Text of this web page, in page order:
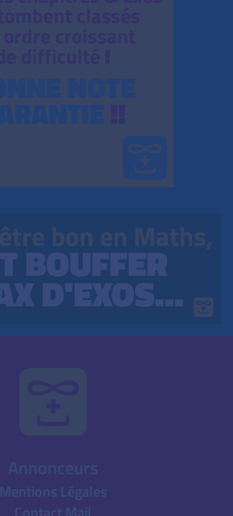
Mentions Légales